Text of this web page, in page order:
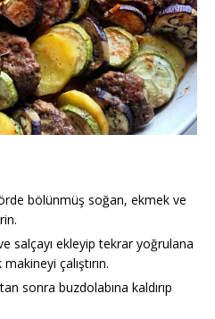
bölünmüş soğan, ekmek ve
salçayı ekleyip tekrar yoğrulana
çalıştırın.
sonra buzdolabına kaldırıp